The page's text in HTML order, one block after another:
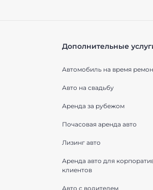
Дополнительные
Автомобиль на время
Авто на свадьбу
Аренда за рубежом
Почасовая аренда авто
Лизинг авто
Аренда авто для
клиентов
Авто с водителем